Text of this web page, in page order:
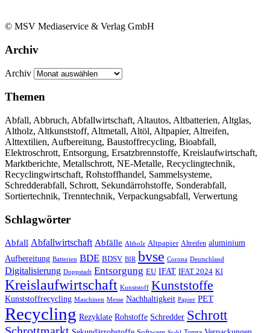
© MSV Mediaservice & Verlag GmbH
Archiv
Archiv
Themen
Abfall, Abbruch, Abfallwirtschaft, Altautos, Altbatterien, Altglas,
Altholz, Altkunststoff, Altmetall, Altöl, Altpapier, Altreifen,
Alttextilien, Aufbereitung, Baustoffrecycling, Bioabfall,
Elektroschrott, Entsorgung, Ersatzbrennstoffe, Kreislaufwirtschaft,
Marktberichte, Metallschrott, NE-Metalle, Recyclingtechnik,
Recyclingwirtschaft, Rohstoffhandel, Sammelsysteme,
Schredderabfall, Schrott, Sekundärrohstoffe, Sonderabfall,
Sortiertechnik, Trenntechnik, Verpackungsabfall, Verwertung
Schlagwörter
Abfall Abfallwirtschaft Abfälle Altholz Altpapier Altreifen aluminium
Aufbereitung Batterien BDE BDSV BIR bvse Corona Deutschland
Digitalisierung Doppstadt Entsorgung EU IFAT IFAT 2024 KI
Kreislaufwirtschaft Kunststoff Kunststoffe
Kunststoffrecycling Maschinen Messe Nachhaltigkeit Papier PET
Recycling Rezyklate Rohstoffe Schredder Schrott